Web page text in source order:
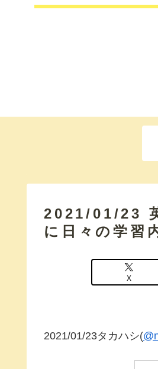
2021/01/23
に日々の学習
X
2021/01/23タカハシ(